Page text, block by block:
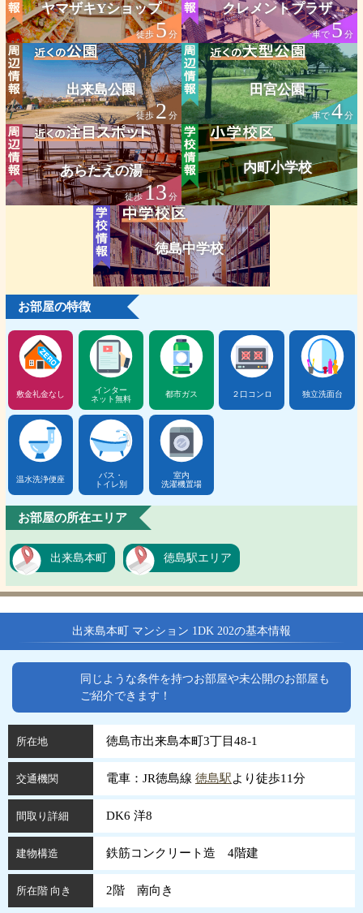
ヤマザキYショップ
徒歩5分
クレメントプラザ
車で5分
出来島公園
徒歩2 分
田宮公園
車で4分
あらたえの湯
徒歩13 分
内町小学校
徳島中学校
お部屋の特徴
敷金礼金なし
インター
ネット無料
都市ガス ２口コンロ 独立洗面台
温水洗浄便座
バス・
トイレ別
室内
洗濯機置場
お部屋の所在エリア
出来島本町 徳島駅エリア
出来島本町 マンション 1DK 202の基本情報
同じような条件を持つお部屋や未公開のお部屋も
ご紹介できます！
所在地 徳島市出来島本町3丁目48-1
交通機関 電車：JR徳島線 徳島駅より徒歩11分
間取り詳細 DK6 洋8
建物構造 鉄筋コンクリート造 4階建
所在階 向き 2階 南向き